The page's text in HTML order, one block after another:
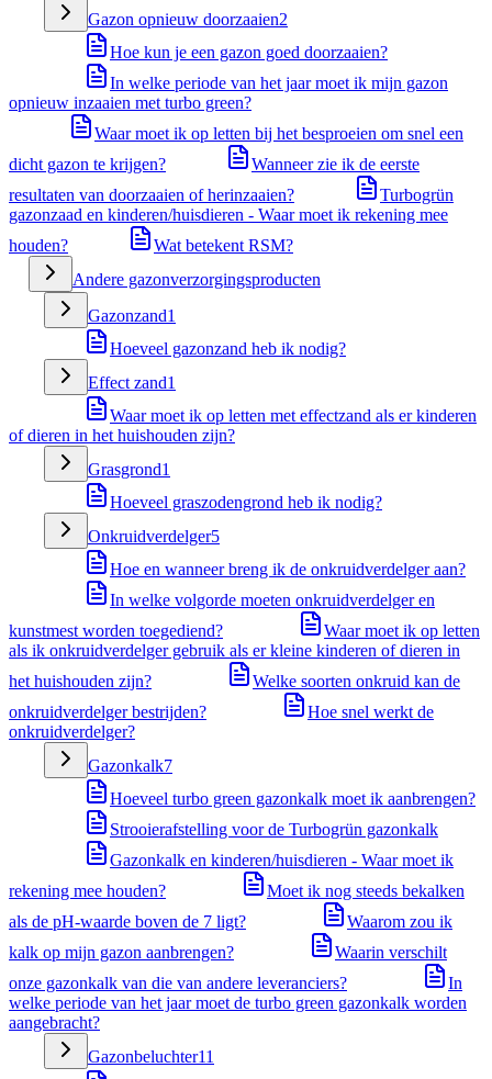
Gazon opnieuw doorzaaien2
Hoe kun je een gazon goed doorzaaien?
In welke periode van het jaar moet ik mijn gazon
opnieuw inzaaien met turbo green?
Waar moet ik op letten bij het besproeien om snel een
dicht gazon te krijgen?
Wanneer zie ik de eerste
resultaten van doorzaaien of herinzaaien?
Turbogrün
gazonzaad en kinderen/huisdieren - Waar moet ik rekening mee
houden?
Wat betekent RSM?
Andere gazonverzorgingsproducten
Gazonzand1
Hoeveel gazonzand heb ik nodig?
Effect zand1
Waar moet ik op letten met effectzand als er kinderen
of dieren in het huishouden zijn?
Grasgrond1
Hoeveel graszodengrond heb ik nodig?
Onkruidverdelger5
Hoe en wanneer breng ik de onkruidverdelger aan?
In welke volgorde moeten onkruidverdelger en
kunstmest worden toegediend?
Waar moet ik op letten
als ik onkruidverdelger gebruik als er kleine kinderen of dieren in
het huishouden zijn?
Welke soorten onkruid kan de
onkruidverdelger bestrijden?
Hoe snel werkt de
onkruidverdelger?
Gazonkalk7
Hoeveel turbo green gazonkalk moet ik aanbrengen?
Strooierafstelling voor de Turbogrün gazonkalk
Gazonkalk en kinderen/huisdieren - Waar moet ik
rekening mee houden?
Moet ik nog steeds bekalken
als de pH-waarde boven de 7 ligt?
Waarom zou ik
kalk op mijn gazon aanbrengen?
Waarin verschilt
onze gazonkalk van die van andere leveranciers?
In
welke periode van het jaar moet de turbo green gazonkalk worden
aangebracht?
Gazonbeluchter11